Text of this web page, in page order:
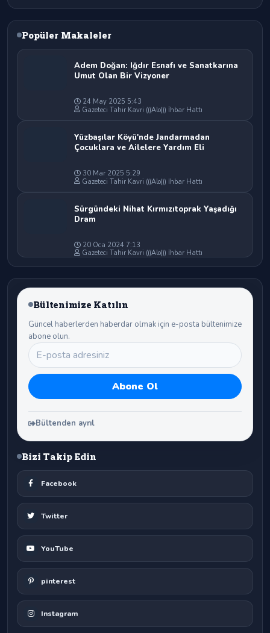
Popüler Makaleler
Adem Doğan: Iğdır Esnafı ve Sanatkarına
Umut Olan Bir Vizyoner
24 May 2025 5:43
Gazeteci Tahir Kavri (((Alo))) İhbar Hattı
Yüzbaşılar Köyü'nde Jandarmadan
Çocuklara ve Ailelere Yardım Eli
30 Mar 2025 5:29
Gazeteci Tahir Kavri (((Alo))) İhbar Hattı
Sürgündeki Nihat Kırmızıtoprak Yaşadığı
Dram
20 Oca 2024 7:13
Gazeteci Tahir Kavri (((Alo))) İhbar Hattı
Bültenimize Katılın
Güncel haberlerden haberdar olmak için e-posta bültenimize
abone olun.
Bültenden ayrıl
Bizi Takip Edin
Facebook
Twitter
YouTube
pinterest
Instagram